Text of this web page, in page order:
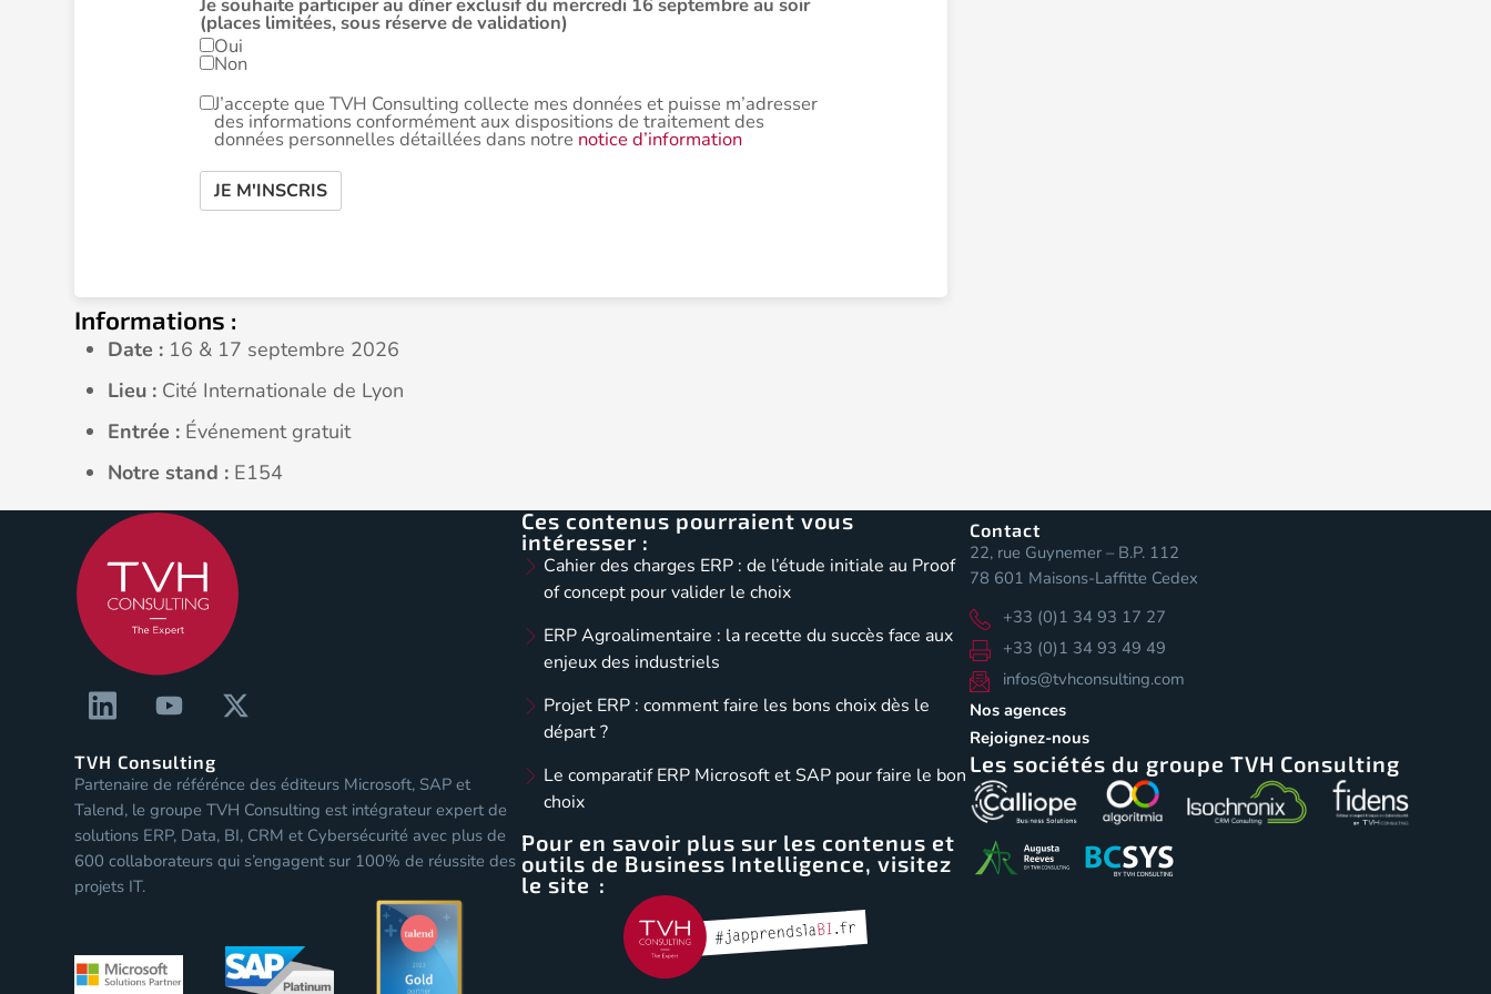
(places limitées, sous réserve de validation)
Oui
Non
J’accepte que TVH Consulting collecte mes données et puisse m’adresser
des informations conformément aux dispositions de traitement des
données personnelles détaillées dans notre notice d’information
JE M'INSCRIS
Informations :
Date : 16 & 17 septembre 2026
Lieu : Cité Internationale de Lyon
Entrée : Événement gratuit
Notre stand : E154
TVH Consulting
Partenaire de référénce des éditeurs Microsoft, SAP et
Talend, le groupe TVH Consulting est intégrateur expert de
solutions ERP, Data, BI, CRM et Cybersécurité avec plus de
600 collaborateurs qui s’engagent sur 100% de réussite des
projets IT.
Ces contenus pourraient vous
intéresser :
Cahier des charges ERP : de l’étude initiale au Proof
of concept pour valider le choix
ERP Agroalimentaire : la recette du succès face aux
enjeux des industriels
Projet ERP : comment faire les bons choix dès le
départ ?
Le comparatif ERP Microsoft et SAP pour faire le bon
choix
Pour en savoir plus sur les contenus et
outils de Business Intelligence, visitez
le site :
Contact
22, rue Guynemer – B.P. 112
78 601 Maisons-Laffitte Cedex
+33 (0)1 34 93 17 27
+33 (0)1 34 93 49 49
infos@tvhconsulting.com
Nos agences
Rejoignez-nous
Les sociétés du groupe TVH Consulting
Les Cookies
Pour vous assurer une expérience de
qualité sur notre site et ceux de nos
partenaires, nous stockons des cookies
sur votre navigateur. Nous avons besoin de votre consentement.
Consentements certifiés par